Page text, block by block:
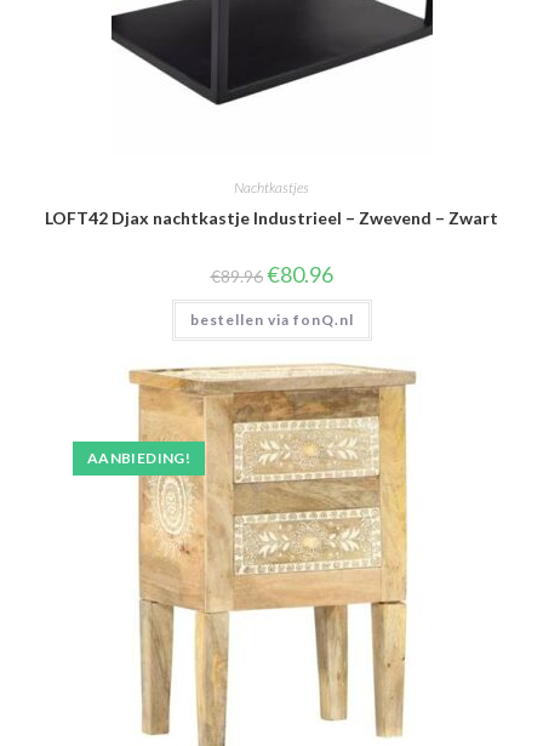
Nachtkastjes
LOFT42 Djax nachtkastje Industrieel – Zwevend – Zwart
€89.96 Oorspronkelijke
prijs
was:
€89.96.
€80.96Huidige
prijs
is:
€80.96.
bestellen via fonQ.nl
AANBIEDING!